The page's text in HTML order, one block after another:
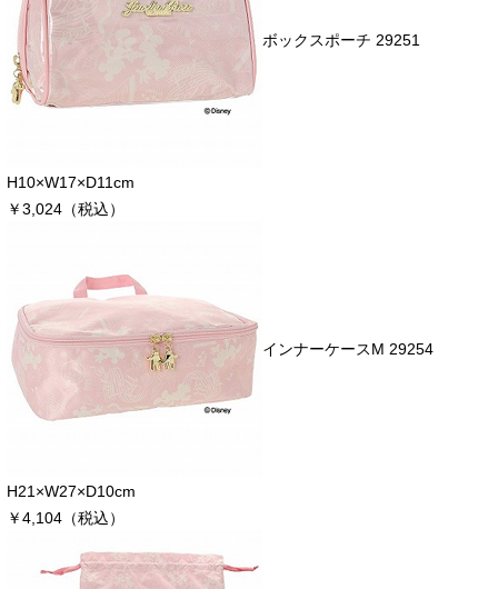
ボックスポーチ 29251
H10×W17×D11cm
￥3,024（税込）
インナーケースM 29254
H21×W27×D10cm
￥4,104（税込）